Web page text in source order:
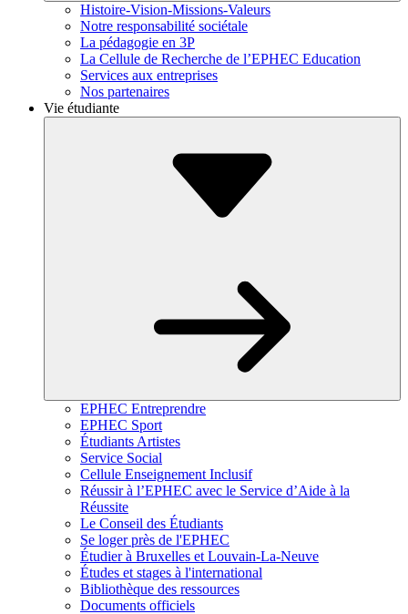
Histoire-Vision-Missions-Valeurs
Notre responsabilité sociétale
La pédagogie en 3P
La Cellule de Recherche de l’EPHEC Education
Services aux entreprises
Nos partenaires
Vie étudiante
EPHEC Entreprendre
EPHEC Sport
Étudiants Artistes
Service Social
Cellule Enseignement Inclusif
Réussir à l’EPHEC avec le Service d’Aide à la
Réussite
Le Conseil des Étudiants
Se loger près de l'EPHEC
Étudier à Bruxelles et Louvain-La-Neuve
Études et stages à l'international
Bibliothèque des ressources
Documents officiels